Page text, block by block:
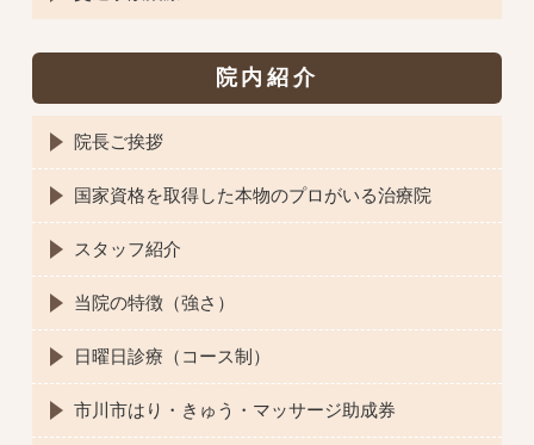
院内紹介
院長ご挨拶
国家資格を取得した本物のプロがいる治療院
スタッフ紹介
当院の特徴（強さ）
日曜日診療（コース制）
市川市はり・きゅう・マッサージ助成券